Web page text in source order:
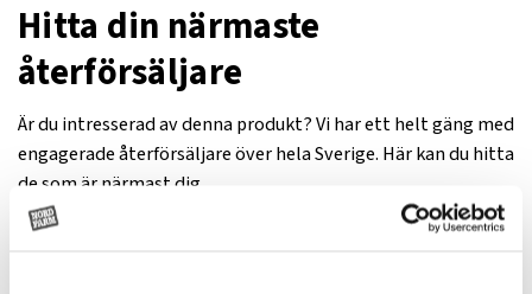
Hitta din närmaste
återförsäljare
Är du intresserad av denna produkt? Vi har ett helt gäng med
engagerade återförsäljare över hela Sverige. Här kan du hitta
de som är närmast dig.